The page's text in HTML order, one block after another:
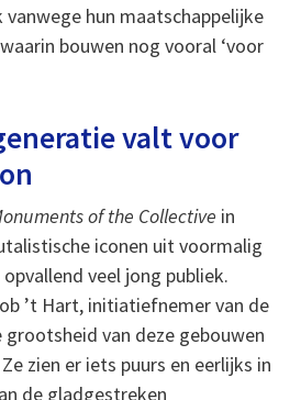
hun maatschappelijke
bouwen nog vooral ‘voor
valt voor
of the Collective in
iconen uit voormalig
veel jong publiek.
’t Hart, initiatiefnemer van de
van deze gebouwen
zien er iets puurs en eerlijks in
de gladgestreken